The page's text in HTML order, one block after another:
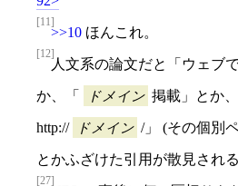
[11]
>>10 ほんこれ。
[12]
人文系の論文だと「ウェブ
か、「 ドメイン 掲載」とか、
http:// ドメイン /」 (その個別
とかふざけた引用が散見され
[27]